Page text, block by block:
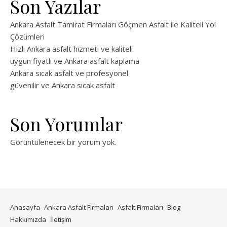
Son Yazılar
Ankara Asfalt Tamirat Firmaları Göçmen Asfalt ile Kaliteli Yol
Çözümleri
Hızlı Ankara asfalt hizmeti ve kaliteli
uygun fiyatlı ve Ankara asfalt kaplama
Ankara sıcak asfalt ve profesyonel
güvenilir ve Ankara sıcak asfalt
Son Yorumlar
Görüntülenecek bir yorum yok.
Anasayfa Ankara Asfalt Firmaları Asfalt Firmaları Blog
Hakkımızda İletişim